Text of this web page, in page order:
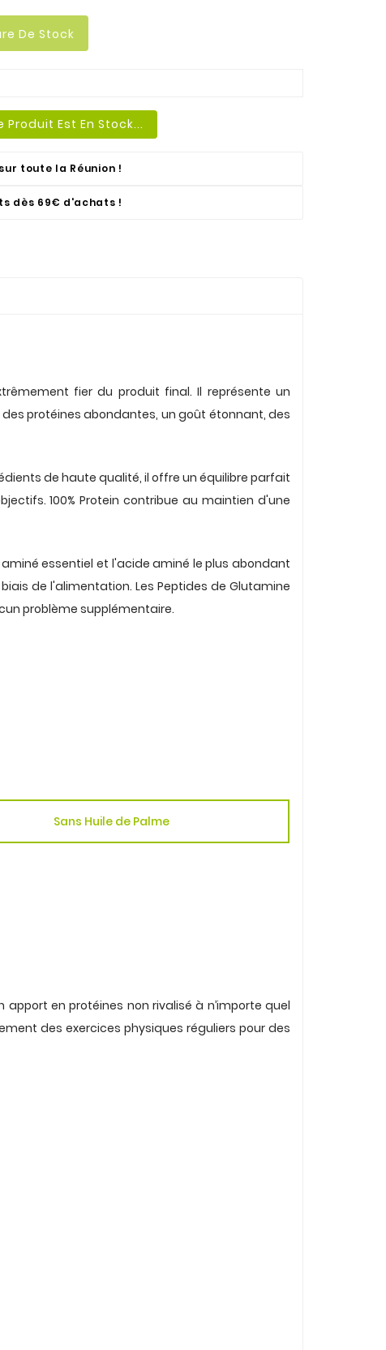
De Stock
Produit Est En Stock...
toute la Réunion !
dès 69€ d'achats !
fier du produit final. Il représente un
protéines abondantes, un goût étonnant, des
de haute qualité, il offre un équilibre parfait
100% Protein contribue au maintien d'une
essentiel et l'acide aminé le plus abondant
de l'alimentation. Les Peptides de Glutamine
problème supplémentaire.
Sans Huile de Palme
en protéines non rivalisé à n’importe quel
des exercices physiques réguliers pour des